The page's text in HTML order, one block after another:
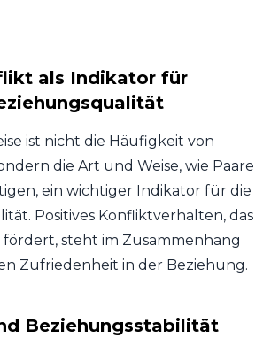
als Indikator für
ist nicht die Häufigkeit von
die Art und Weise, wie Paare
ein wichtiger Indikator für die
Positives Konfliktverhalten, das
steht im Zusammenhang
Zufriedenheit in der Beziehung.
Beziehungsstabilität